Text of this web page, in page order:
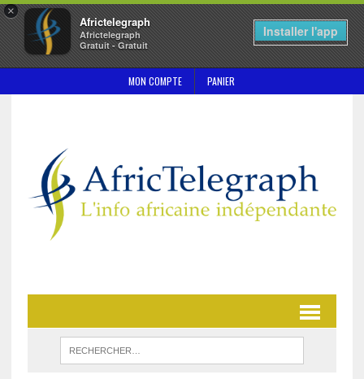
×
Africtelegraph
Africtelegraph
Gratuit - Gratuit
Installer l'app
MON COMPTE PANIER